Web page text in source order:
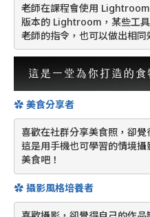
老師在課程會使用
版本的 Lightroom，某些工
老師的指令，也可以做出相同
✿ 美食分享者
喜歡在社群分享美食照，卻覺
這是用手機也可學習的情境
美食吧！
✿ 攝影風格培養者